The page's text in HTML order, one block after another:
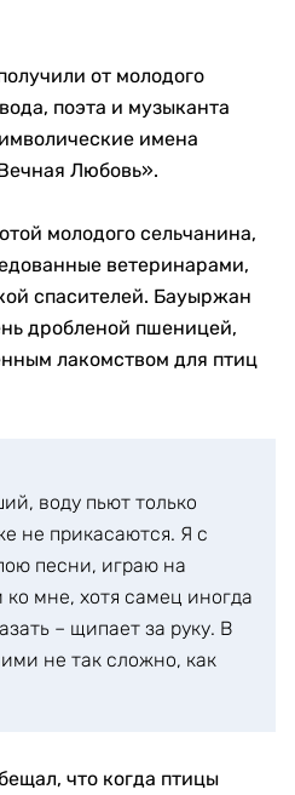
от молодого
поэта и музыканта
имена
Любовь».
молодого сельчанина,
ветеринарами,
спасителей. Бауыржан
дробленой пшеницей,
лакомством для птиц
воду пьют только
не прикасаются. Я с
песни, играю на
мне, хотя самец иногда
– щипает за руку. В
не так сложно, как
что когда птицы